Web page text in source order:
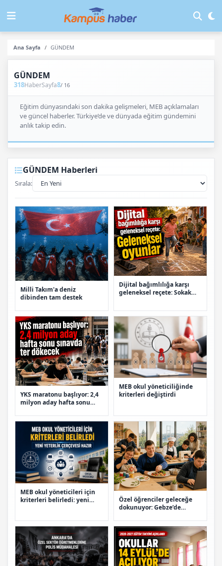
Ana Sayfa GÜNDEM
GÜNDEM
318HaberSayfa8/ 16
Eğitim dünyasındaki son dakika gelişmeleri, MEB açıklamaları
ve güncel haberler. Türkiye’de ve dünyada eğitim gündemini
anlık takip edin.
GÜNDEM Haberleri
Sırala:
Milli Takım'a deniz
dibinden tam destek
Dijital bağımlılığa karşı
geleneksel reçete: Sokak
YKS maratonu başlıyor: 2,4
milyon aday hafta sonu
MEB okul yöneticiliğinde
kriterleri değiştirdi
MEB okul yöneticileri için
kriterleri belirledi: yeni
Özel öğrenciler geleceğe
dokunuyor: Gebze’de